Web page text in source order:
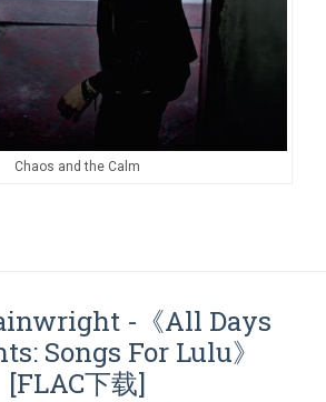
Chaos and the Calm
-《All Days
Songs For Lulu》
[FLAC下载]